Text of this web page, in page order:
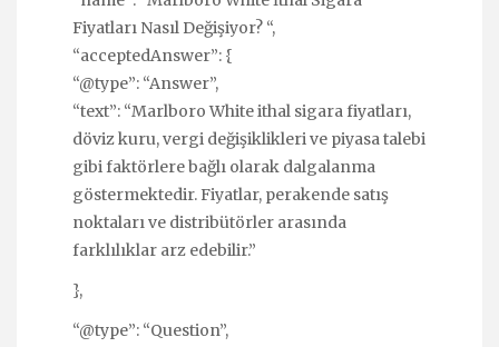
Fiyatları Nasıl Değişiyor? “,
“acceptedAnswer”: {
“@type”: “Answer”,
“text”: “Marlboro White ithal sigara fiyatları,
döviz kuru, vergi değişiklikleri ve piyasa talebi
gibi faktörlere bağlı olarak dalgalanma
göstermektedir. Fiyatlar, perakende satış
noktaları ve distribütörler arasında
farklılıklar arz edebilir.”
},
“@type”: “Question”,